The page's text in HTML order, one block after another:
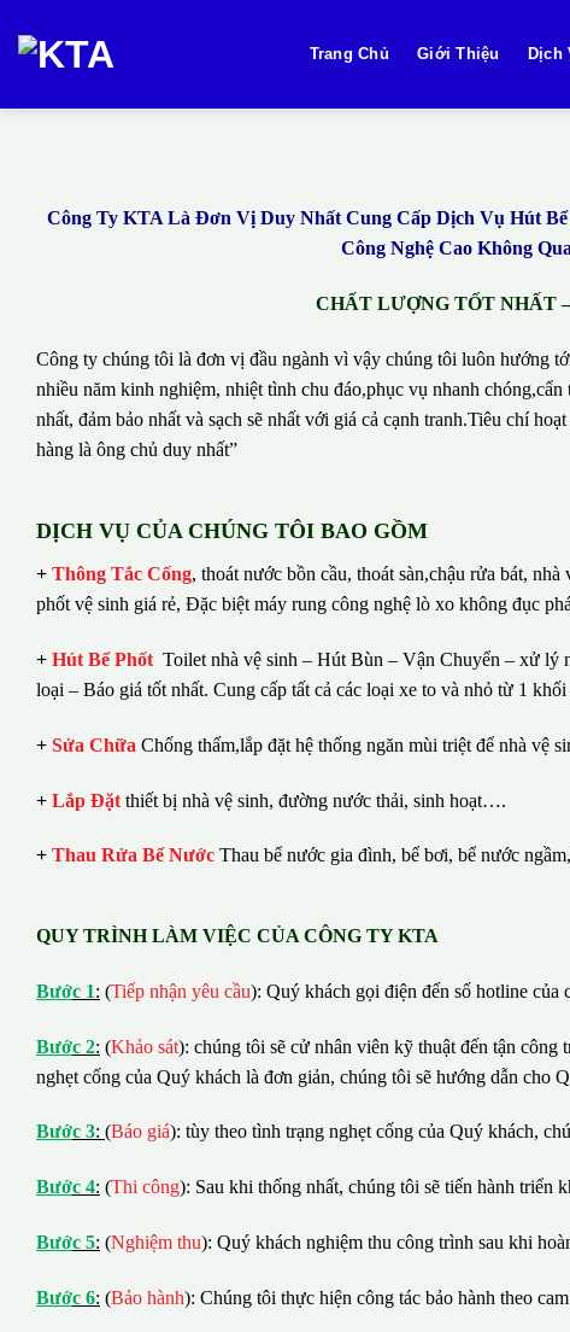
qua
dung
Trang Chủ Giới Thiệu Dịch
Công Ty KTA Là Đơn Vị Duy Nhất Cung Cấp Dịch Vụ Hút
Công Nghệ Cao Không
CHẤT LƯỢNG TỐT NHẤT
Công ty chúng tôi là đơn vị đầu ngành vì vậy chúng tôi luôn hướng
nhiều năm kinh nghiệm, nhiệt tình chu đáo,phục vụ nhanh
nhất, đảm bảo nhất và sạch sẽ nhất với giá cả cạnh tranh.Tiêu chí
hàng là ông chủ duy nhất”
DỊCH VỤ CỦA CHÚNG TÔI BAO GỒM
+ Thông Tắc Cống, thoát nước bồn cầu, thoát sàn,chậu rửa bát,
phốt vệ sinh giá rẻ, Đặc biệt máy rung công nghệ lò xo không đục phá
+ Hút Bể Phốt Toilet nhà vệ sinh – Hút Bùn – Vận Chuyển – xử lý
loại – Báo giá tốt nhất. Cung cấp tất cả các loại xe to và nhỏ từ 1
+ Sửa Chữa Chống thấm,lắp đặt hệ thống ngăn mùi triệt để nhà vệ
+ Lắp Đặt thiết bị nhà vệ sinh, đường nước thải, sinh hoạt….
+ Thau Rửa Bể Nước Thau bể nước gia đình, bể bơi, bể nước
QUY TRÌNH LÀM VIỆC CỦA CÔNG TY KTA
Bước 1: (Tiếp nhận yêu cầu): Quý khách gọi điện đến số hotline của
Bước 2: (Khảo sát): chúng tôi sẽ cử nhân viên kỹ thuật đến tận
nghẹt cống của Quý khách là đơn giản, chúng tôi sẽ hướng dẫn cho
Bước 3: (Báo giá): tùy theo tình trạng nghẹt cống của Quý khách,
Bước 4: (Thi công): Sau khi thống nhất, chúng tôi sẽ tiến hành triển
Bước 5: (Nghiệm thu): Quý khách nghiệm thu công trình sau khi
Bước 6: (Bảo hành): Chúng tôi thực hiện công tác bảo hành theo